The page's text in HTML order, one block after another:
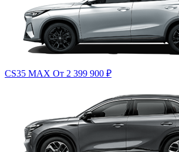
CS35 MAX От 2 399 900 ₽